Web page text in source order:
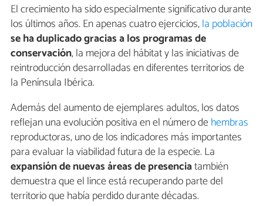
El crecimiento ha sido especialmente significativo durante
los últimos años. En apenas cuatro ejercicios,la población
se ha duplicado gracias a los programas de
conservación, la mejora del hábitat y las iniciativas de
reintroducción desarrolladas en diferentes territorios de
la Península Ibérica.
Además del aumento de ejemplares adultos, los datos
reflejan una evolución positiva en el número dehembras
reproductoras, uno de los indicadores más importantes
para evaluar la viabilidad futura de la especie. La
expansión de nuevas áreas de presenciatambién
demuestra que el lince está recuperando parte del
territorio que había perdido durante décadas.